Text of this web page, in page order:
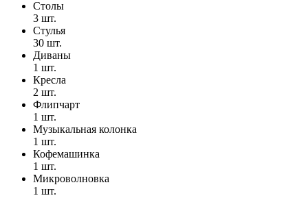
Столы
3 шт.
Стулья
30 шт.
Диваны
1 шт.
Кресла
2 шт.
Флипчарт
1 шт.
Музыкальная колонка
1 шт.
Кофемашинка
1 шт.
Микроволновка
1 шт.